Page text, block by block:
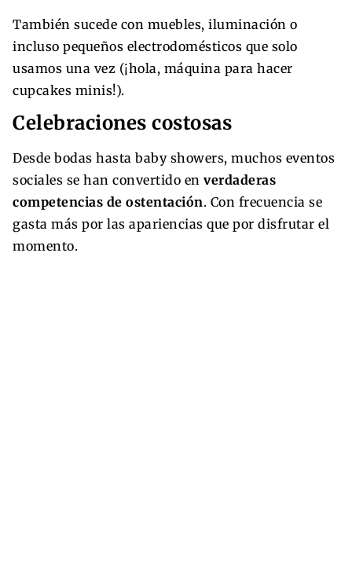
También sucede con muebles, iluminación o
incluso pequeños electrodomésticos que solo
usamos una vez (¡hola, máquina para hacer
cupcakes minis!).
Celebraciones costosas
Desde bodas hasta baby showers, muchos eventos
sociales se han convertido en verdaderas
competencias de ostentación. Con frecuencia se
gasta más por las apariencias que por disfrutar el
momento.